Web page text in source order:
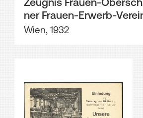
ner Frauen-Erwerb-
Wien, 1932